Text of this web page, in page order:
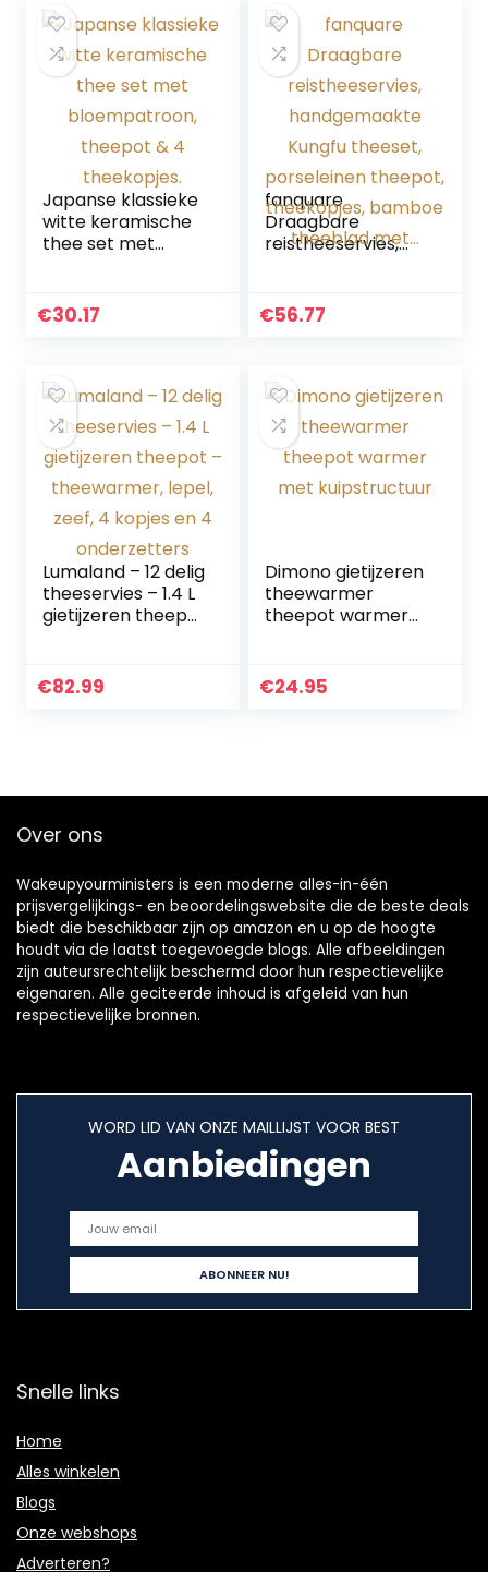
Japanse klassieke
witte keramische
thee set met
theekopjes.
€30.17
fanquare
Draagbare
reistheeservies,
porseleinen
met…
€56.77
Lumaland – 12 delig
theeservies – 1.4 L
gietijzeren theepot
kopjes en 4
€82.99
Dimono gietijzeren
theewarmer
theepot warmer
€24.95
Over ons
Wakeupyourministers is een moderne alles-in-één
prijsvergelijkings- en beoordelingswebsite die de beste deals
biedt die beschikbaar zijn op amazon en u op de hoogte
houdt via de laatst toegevoegde blogs. Alle afbeeldingen
zijn auteursrechtelijk beschermd door hun respectievelijke
eigenaren. Alle geciteerde inhoud is afgeleid van hun
respectievelijke bronnen.
WORD LID VAN ONZE MAILLIJST VOOR BEST
Aanbiedingen
Snelle links
Home
Alles winkelen
Blogs
Onze webshops
Adverteren?